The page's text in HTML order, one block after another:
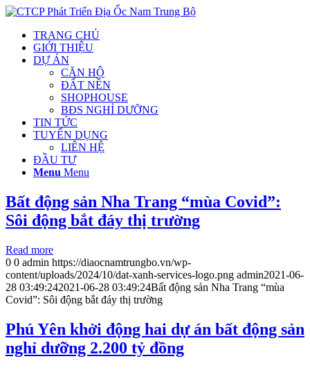
TRANG CHỦ
GIỚI THIỆU
DỰ ÁN
CĂN HỘ
ĐẤT NỀN
SHOPHOUSE
BĐS NGHỈ DƯỠNG
TIN TỨC
TUYỂN DỤNG
LIÊN HỆ
ĐẦU TƯ
Menu Menu
Bất động sản Nha Trang “mùa Covid”:
Sôi động bắt đáy thị trường
Read more
0 0 admin https://diaocnamtrungbo.vn/wp-
content/uploads/2024/10/dat-xanh-services-logo.png admin2021-06-
28 03:49:242021-06-28 03:49:24Bất động sản Nha Trang “mùa
Covid”: Sôi động bắt đáy thị trường
Phú Yên khởi động hai dự án bất động sản
nghỉ dưỡng 2.200 tỷ đồng